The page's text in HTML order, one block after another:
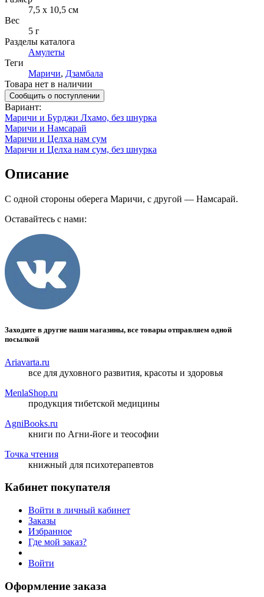
7,5 x 10,5 см
Вес
5 г
Разделы каталога
Амулеты
Теги
Маричи, Дзамбала
Товара нет в наличии
Сообщить о поступлении
Вариант:
Маричи и Бурджи Лхамо, без шнурка
Маричи и Намсарай
Маричи и Целха нам сум
Маричи и Целха нам сум, без шнурка
Описание
С одной стороны оберега Маричи, с другой — Намсарай.
Оставайтесь с нами:
Заходите в другие наши магазины, все товары отправляем одной
посылкой
Ariavarta.ru
все для духовного развития, красоты и здоровья
MenlaShop.ru
продукция тибетской медицины
AgniBooks.ru
книги по Агни-йоге и теософии
Точка чтения
книжный для психотерапевтов
Кабинет покупателя
Войти в личный кабинет
Заказы
Избранное
Где мой заказ?
Войти
Оформление заказа